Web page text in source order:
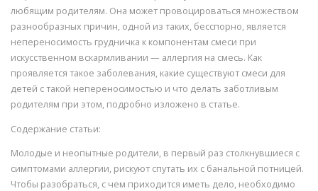
любящим родителям. Она может провоцироваться множеством
разнообразных причин, одной из таких, бесспорно, является
непереносимость грудничка к компонентам смеси при
искусственном вскармливании — аллергия на смесь. Как
проявляется такое заболевания, какие существуют смеси для
детей с такой непереносимостью и что делать заботливым
родителям при этом, подробно изложено в статье.
Содержание статьи:
Молодые и неопытные родители, в первый раз столкнувшиеся с
симптомами аллергии, рискуют спутать их с банальной потницей.
Чтобы разобраться, с чем приходится иметь дело, необходимо